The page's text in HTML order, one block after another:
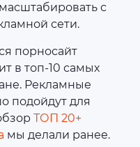
с
сети.
порносайт
в топ-10 самых
Рекламные
подойдут для
ТОП 20+
мы делали ранее.